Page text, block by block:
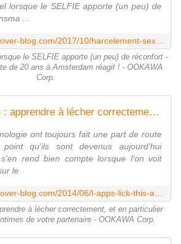
lorsque le SELFIE apporte (un peu) de
...
le SELFIE apporte (un peu) de réconfort -
de 20 ans à Amsterdam réagit ! - OOKAWA
Corp.
L'Apps Lick this : apprendre à lécher correctement, et en particulier lécher les parties intimes de votre partenaire - OOKAWA Corp.
ont toujours fait une part de route
qu'ils sont devenus aujourd'hui
rend bien compte lorsque l'on voit
le
à lécher correctement, et en particulier
de votre partenaire - OOKAWA Corp.